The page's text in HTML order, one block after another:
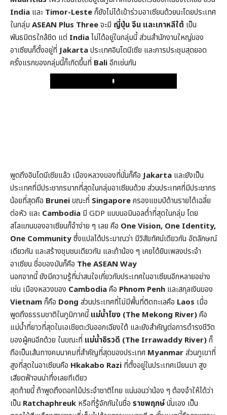
India และ Timor-Lesteก็ยังไม่ได้เข้าร่วมอาเซียนด้วยนะโดยประเทศ
ในกลุ่ม ASEAN Plus Threeจะมี ญี่ปุ่น จีน และเกาหลีใต้ เป็น
พันธมิตรใกล้ชิด แต่ Indiaไม่ได้อยู่ในกลุ่มนี้ ส่วนสำนักงานใหญ่ของ
อาเซียนก็ตั้งอยู่ที่Jakartaประเทศอินโดนีเซีย และการประชุมสุดยอด
ครั้งแรกของกลุ่มนี้ก็เกิดขึ้นที่ Baliอีกเช่นกัน
Play
พูดถึงอินโดนีเซียแล้ว เมืองหลวงของที่นั่นก็คือ Jakarta และยังเป็น
ประเทศที่มีประชากรมากที่สุดในกลุ่มอาเซียนด้วย ส่วนประเทศที่มีประชากร
น้อยที่สุดคือ Bruneiขณะที่ Singaporeครองแชมป์ด้านรายได้เฉลี่ย
ต่อหัว และ Cambodia มี GDP แบบนอมินอลต่ำที่สุดในกลุ่ม โดย
สโลแกนของอาเซียนก็จำง่าย ๆ เลย คือ One Vision, One Identity,
One Communityซึ่งแปลได้ประมาณว่า มีวิสัยทัศน์เดียวกัน อัตลักษณ์
เดียวกัน และสร้างชุมชนเดียวกัน และถ้าน้อง ๆ เคยได้ยินเพลงประจำ
อาเซียน ชื่อของมันก็คือ The ASEAN Way
นอกจากนี้ ยังมีความรู้ที่น่าสนใจเกี่ยวกับประเทศในอาเซียนอีกหลายอย่าง
เช่น เมืองหลวงของ Cambodiaคือ Phnom Penh และสกุลเงินของ
Vietnamก็คือ Dong ส่วนประเทศที่ไม่มีพื้นที่ติดทะเลคือ Laos เมื่อ
พูดถึงธรรมชาติในภูมิภาคนี้แม่น้ำโขง (The Mekong River)คือ
แม่น้ำที่ยาวที่สุดในเอเชียตะวันออกเฉียงใต้ และยังสำคัญต่อการดำรงชีวิต
ของผู้คนอีกด้วย ในขณะที่ แม่น้ำอิรวดี (The Irrawaddy River)ก็
ถือเป็นเส้นทางคมนาคมที่สำคัญที่สุดของประเทศ Myanmarส่วนภูเขาที่
สูงที่สุดในอาเซียนคือ Hkakabo Razi ที่ตั้งอยู่ในประเทศเมียนมา สูง
เสียดฟ้าจนน่าทึ่งเลยทีเดียว
สุดท้ายนี้ ถ้าพูดถึงดอกไม้ประจำชาติไทย แน่นอนว่าน้อง ๆ ต้องจำให้ได้ว่า
เป็น Ratchaphreuk หรือที่รู้จักกันในชื่อ ราชพฤกษ์นั่นเอง เป็น